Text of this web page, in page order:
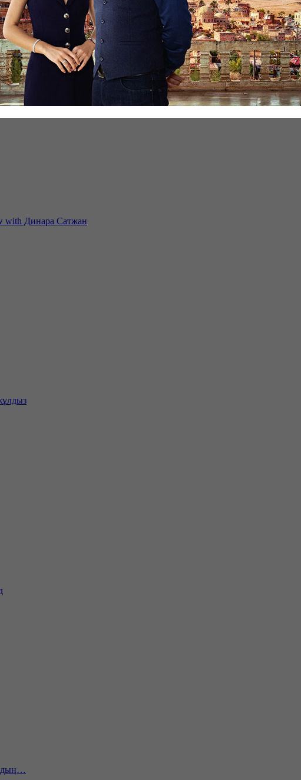
with Динара Сатжан